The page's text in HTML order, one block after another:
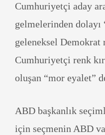
Cumhuriyetçi aday
gelmelerinden dolayı
geleneksel
Cumhuriyetçi renk
oluşan “mor eyalet”
ABD başkanlık
için seçmenin ABD